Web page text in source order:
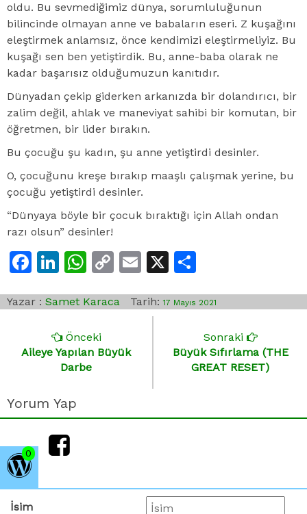
oldu. Bu sevmediğimiz dünya, sorumluluğunun
bilincinde olmayan anne ve babaların eseri. Z kuşağını
eleştirmek anlamsız, önce kendimizi eleştirmeliyiz. Bu
kuşağı sen ben yetiştirdik. Bu, anne-baba olarak ne
kadar başarısız olduğumuzun kanıtıdır.
Dünyadan çekip giderken arkanızda bir dolandırıcı, bir
zalim değil, ahlak ve maneviyat sahibi bir komutan, bir
öğretmen, bir lider bırakın.
Bu çocuğu şu kadın, şu anne yetiştirdi desinler.
O, çocuğunu kreşe bırakıp maaşlı çalışmak yerine, bu
çocuğu yetiştirdi desinler.
“Dünyaya böyle bir çocuk bıraktığı için Allah ondan
razı olsun” desinler!
Facebook
LinkedIn
WhatsApp
CopyEmail
X
Yazar : Samet Karaca Tarih: 17 Mayıs 2021
Önceki
Aileye Yapılan Büyük
Darbe
Sonraki
Büyük Sıfırlama (THE
GREAT RESET)
Yorum Yap
0
İsim